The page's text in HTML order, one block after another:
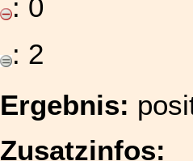
: 0
: 2
Ergebnis:
Zusatzinfos: